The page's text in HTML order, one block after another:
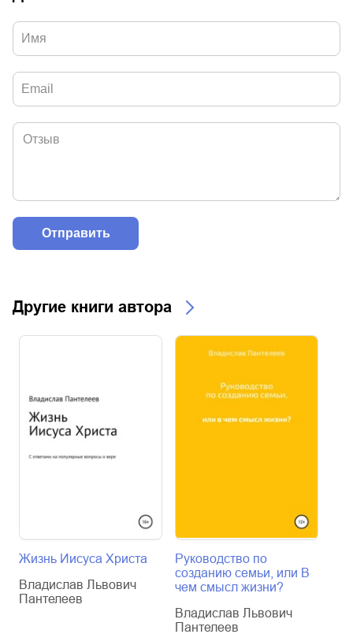
Другие книги автора
Жизнь Иисуса Христа
Владислав Львович
Пантелеев
Руководство по
созданию семьи, или В
чем смысл жизни?
Владислав Львович
Пантелеев